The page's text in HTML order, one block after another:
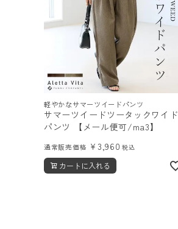
軽やかなサマーツイードパンツ
サマーツイードツータックワイド
パンツ 【メール便可/ma3】
通常販売価格 ¥ 3,960 税込
カートに入れる